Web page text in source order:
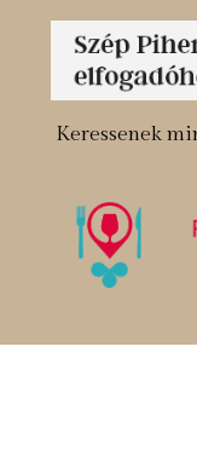
Keressenek